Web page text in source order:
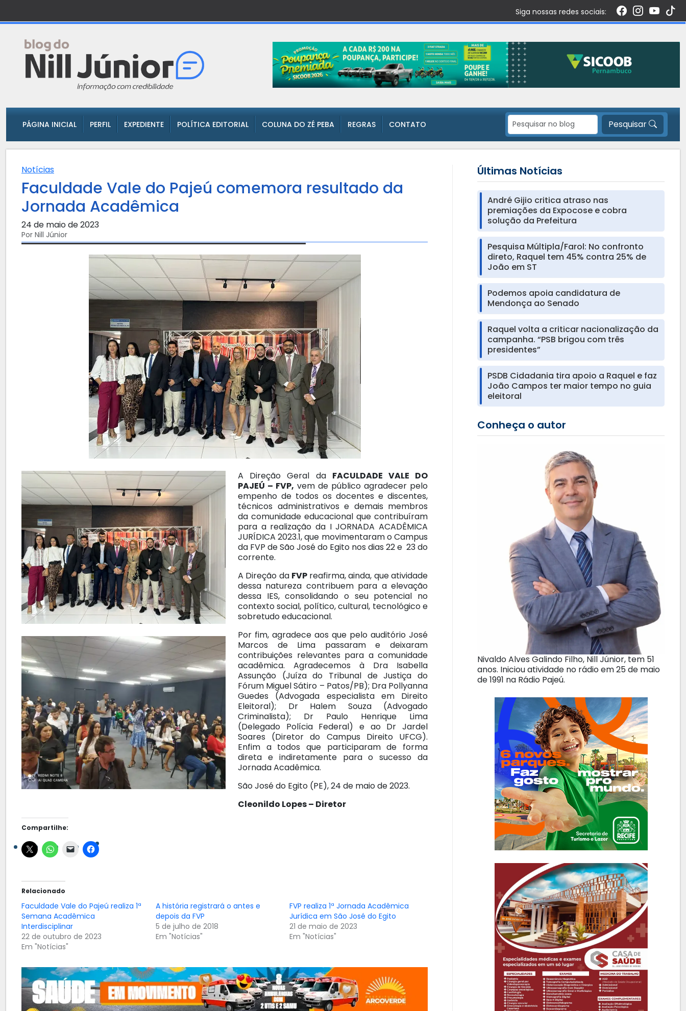
Siga nossas redes sociais:
PÁGINA INICIAL PERFIL EXPEDIENTE POLÍTICA EDITORIAL COLUNA DO ZÉ PEBA REGRAS CONTATO Pesquisar
Notícias
Faculdade Vale do Pajeú comemora resultado da
Jornada Acadêmica
24 de maio de 2023
Por Nill Júnior
A Direção Geral da FACULDADE VALE DO
PAJEÚ – FVP, vem de público agradecer pelo
empenho de todos os docentes e discentes,
técnicos administrativos e demais membros
da comunidade educacional que contribuíram
para a realização da I JORNADA ACADÊMICA
JURÍDICA 2023.1, que movimentaram o Campus
da FVP de São José do Egito nos dias 22 e 23 do
corrente.
A Direção da FVPreafirma, ainda, que atividade
dessa natureza contribuem para a elevação
dessa IES, consolidando o seu potencial no
contexto social, político, cultural, tecnológico e
sobretudo educacional.
Por fim, agradece aos que pelo auditório José
Marcos de Lima passaram e deixaram
contribuições relevantes para a comunidade
acadêmica. Agradecemos à Dra Isabella
Assunção (Juíza do Tribunal de Justiça do
Fórum Miguel Sátiro – Patos/PB); Dra Pollyanna
Guedes (Advogada especialista em Direito
Eleitoral); Dr Halem Souza (Advogado
Criminalista); Dr Paulo Henrique Lima
(Delegado Polícia Federal) e ao Dr Jardel
Soares (Diretor do Campus Direito UFCG).
Enfim a todos que participaram de forma
direta e indiretamente para o sucesso da
Jornada Acadêmica.
São José do Egito (PE), 24 de maio de 2023.
Cleonildo Lopes – Diretor
Compartilhe:
Relacionado
Faculdade Vale do Pajeú realiza 1ª
Semana Acadêmica
Interdisciplinar
22 de outubro de 2023
Em "Notícias"
A história registrará o antes e
depois da FVP
5 de julho de 2018
Em "Notícias"
FVP realiza 1ª Jornada Acadêmica
Jurídica em São José do Egito
21 de maio de 2023
Em "Notícias"
Últimas Notícias
André Gijio critica atraso nas
premiações da Expocose e cobra
solução da Prefeitura
Pesquisa Múltipla/Farol: No confronto
direto, Raquel tem 45% contra 25% de
João em ST
Podemos apoia candidatura de
Mendonça ao Senado
Raquel volta a criticar nacionalização da
campanha. “PSB brigou com três
presidentes”
PSDB Cidadania tira apoio a Raquel e faz
João Campos ter maior tempo no guia
eleitoral
Conheça o autor
Nivaldo Alves Galindo Filho, Nill Júnior, tem 51
anos. Iniciou atividade no rádio em 25 de maio
de 1991 na Rádio Pajeú.